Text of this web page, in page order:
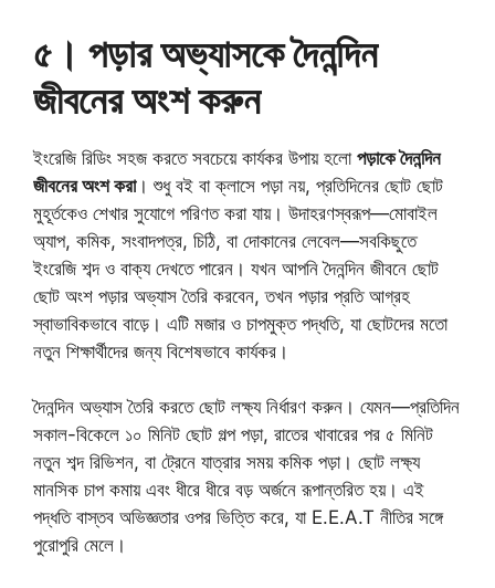
৫। পড়ার অভ্যাসকে দৈনন্দিন
জীবনের অংশ করুন
ইংরেজি রিডিং সহজ করতে সবচেয়ে কার্যকর উপায় হলো পড়াকে দৈনন্দিন
জীবনের অংশ করা। শুধু বই বা ক্লাসে পড়া নয়, প্রতিদিনের ছোট ছোট
মুহূর্তকেও শেখার সুযোগে পরিণত করা যায়। উদাহরণস্বরূপ—মোবাইল
অ্যাপ, কমিক, সংবাদপত্র, চিঠি, বা দোকানের লেবেল—সবকিছুতে
ইংরেজি শব্দ ও বাক্য দেখতে পারেন। যখন আপনি দৈনন্দিন জীবনে ছোট
ছোট অংশ পড়ার অভ্যাস তৈরি করবেন, তখন পড়ার প্রতি আগ্রহ
স্বাভাবিকভাবে বাড়ে। এটি মজার ও চাপমুক্ত পদ্ধতি, যা ছোটদের মতো
নতুন শিক্ষার্থীদের জন্য বিশেষভাবে কার্যকর।
দৈনন্দিন অভ্যাস তৈরি করতে ছোট লক্ষ্য নির্ধারণ করুন। যেমন—প্রতিদিন
সকাল-বিকেলে ১০ মিনিট ছোট গল্প পড়া, রাতের খাবারের পর ৫ মিনিট
নতুন শব্দ রিভিশন, বা ট্রেনে যাত্রার সময় কমিক পড়া। ছোট লক্ষ্য
মানসিক চাপ কমায় এবং ধীরে ধীরে বড় অর্জনে রূপান্তরিত হয়। এই
পদ্ধতি বাস্তব অভিজ্ঞতার ওপর ভিত্তি করে, যা E.E.A.T নীতির সঙ্গে
পুরোপুরি মেলে।